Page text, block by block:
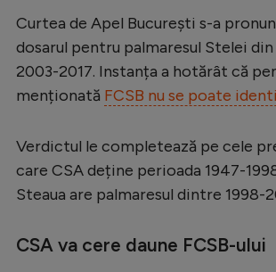
Ligue 1
Campionate
Starurile fotbalului
Stranieri
Clasamente
Curtea de Apel București s-a
dosarul pentru palmaresul Stelei
2003-2017. Instanța a hotărât că
menționată FCSB nu se poate
Verdictul le completează pe cele
care CSA deține perioada 1947-
Steaua are palmaresul dintre 1998-
CSA va cere daune FCSB-ului